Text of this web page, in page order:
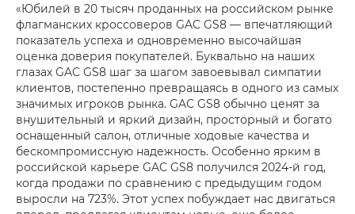
«Юбилей в 20 тысяч проданных на российском рынке
флагманских кроссоверов GAC GS8 — впечатляющий
показатель успеха и одновременно высочайшая
оценка доверия покупателей. Буквально на наших
глазах GAC GS8 шаг за шагом завоевывал симпатии
клиентов, постепенно превращаясь в одного из самых
значимых игроков рынка. GAC GS8 обычно ценят за
внушительный и яркий дизайн, просторный и богато
оснащенный салон, отличные ходовые качества и
бескомпромиссную надежность. Особенно ярким в
российской карьере GAC GS8 получился 2024-й год,
когда продажи по сравнению с предыдущим годом
выросли на 723%. Этот успех побуждает нас двигаться